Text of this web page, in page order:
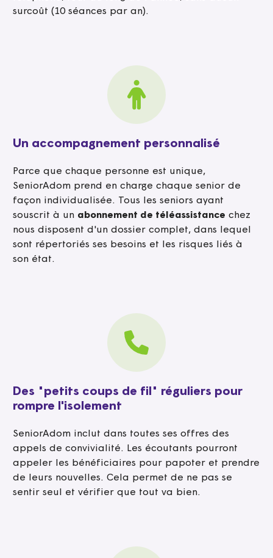
surcoût (10 séances par an).
Un accompagnement personnalisé
Parce que chaque personne est unique,
SeniorAdom prend en charge chaque senior de
façon individualisée. Tous les seniors ayant
souscrit à un abonnement de téléassistance chez
nous disposent d'un dossier complet, dans lequel
sont répertoriés ses besoins et les risques liés à
son état.
Des "petits coups de fil" réguliers pour
rompre l'isolement
SeniorAdom inclut dans toutes ses offres des
appels de convivialité. Les écoutants pourront
appeler les bénéficiaires pour papoter et prendre
de leurs nouvelles. Cela permet de ne pas se
sentir seul et vérifier que tout va bien.